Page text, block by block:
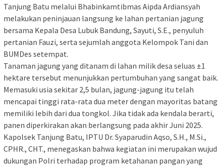
Tanjung Batu melalui Bhabinkamtibmas Aipda Ardiansyah
melakukan peninjauan langsung ke lahan pertanian jagung
bersama Kepala Desa Lubuk Bandung, Sayuti, S.E., penyuluh
pertanian Fauzi, serta sejumlah anggota Kelompok Tani dan
BUMDes setempat.
Tanaman jagung yang ditanam di lahan milik desa seluas ±1
hektare tersebut menunjukkan pertumbuhan yang sangat baik.
Memasuki usia sekitar 2,5 bulan, jagung-jagung itu telah
mencapai tinggi rata-rata dua meter dengan mayoritas batang
memiliki lebih dari dua tongkol. Jika tidak ada kendala berarti,
panen diperkirakan akan berlangsung pada akhir Juni 2025.
Kapolsek Tanjung Batu, IPTU Dr. Syaparudin Aqso, S.H., M.Si.,
CPHR., CHT., menegaskan bahwa kegiatan ini merupakan wujud
dukungan Polri terhadap program ketahanan pangan yang